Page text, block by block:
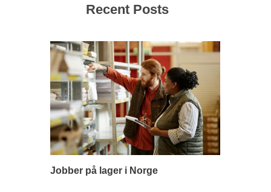
Recent Posts
Jobber på lager i Norge